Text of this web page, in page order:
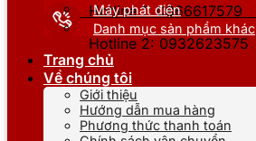
Hotline 1: 0866617579
Hotline 2: 0932623575
Máy phát điện
Danh mục sản phẩm khác
Trang chủ
Về chúng tôi
Giới thiệu
Hướng dẫn mua hàng
Phương thức thanh toán